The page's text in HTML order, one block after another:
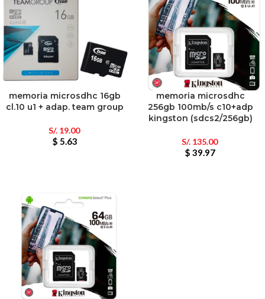
memoria microsdhc 16gb
cl.10 u1 + adap. team group
S/.19.00
$ 5.63
memoria microsdhc
256gb 100mb/s c10+adp
kingston (sdcs2/256gb)
S/.135.00
$ 39.97